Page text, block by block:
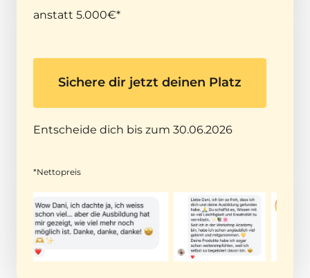
anstatt 5.000€*
Sichere dir jetzt deinen Platz
Entscheide dich bis zum 30.06.2026
*Nettopreis